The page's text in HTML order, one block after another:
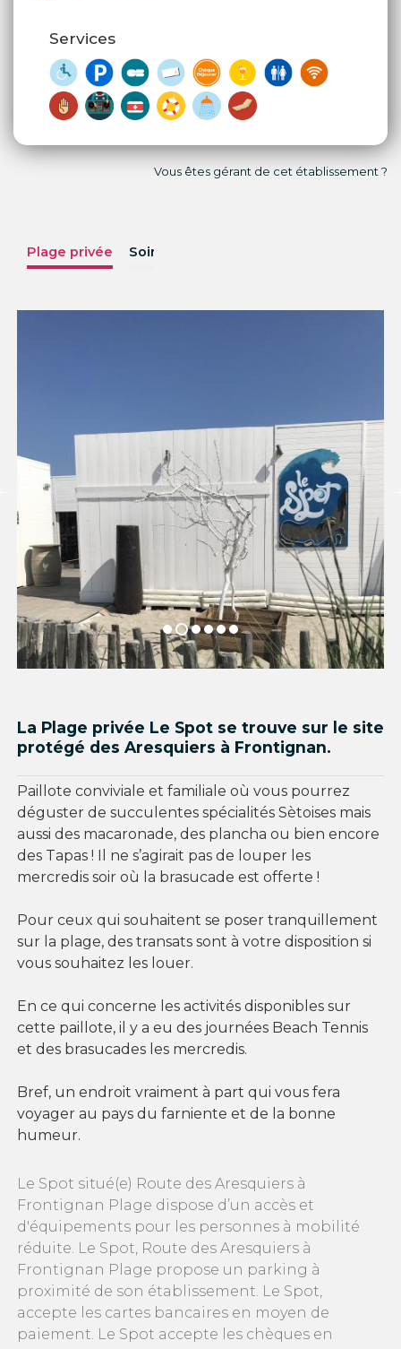
Services
Vous êtes gérant de cet établissement ?
Plage privée Soirées
La Plage privée Le Spot se trouve sur le site
protégé des Aresquiers à Frontignan.
Paillote conviviale et familiale où vous pourrez
déguster de succulentes spécialités Sètoises mais
aussi des macaronade, des plancha ou bien encore
des Tapas ! Il ne s’agirait pas de louper les
mercredis soir où la brasucade est offerte !
Pour ceux qui souhaitent se poser tranquillement
sur la plage, des transats sont à votre disposition si
vous souhaitez les louer.
En ce qui concerne les activités disponibles sur
cette paillote, il y a eu des journées Beach Tennis
et des brasucades les mercredis.
Bref, un endroit vraiment à part qui vous fera
voyager au pays du farniente et de la bonne
humeur.
Le Spot situé(e) Route des Aresquiers à
Frontignan Plage dispose d’un accès et
d'équipements pour les personnes à mobilité
réduite. Le Spot, Route des Aresquiers à
Frontignan Plage propose un parking à
proximité de son établissement. Le Spot,
accepte les cartes bancaires en moyen de
paiement. Le Spot accepte les chèques en